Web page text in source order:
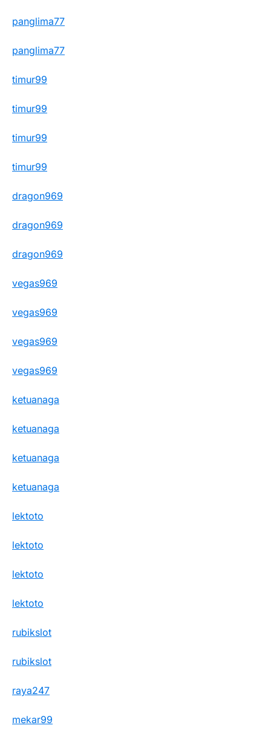
panglima77
panglima77
timur99
timur99
timur99
timur99
dragon969
dragon969
dragon969
vegas969
vegas969
vegas969
vegas969
ketuanaga
ketuanaga
ketuanaga
ketuanaga
lektoto
lektoto
lektoto
lektoto
rubikslot
rubikslot
raya247
mekar99